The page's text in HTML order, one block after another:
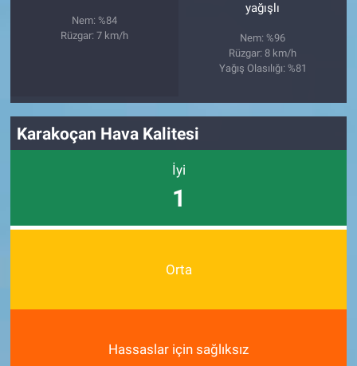
Nem: %84
Rüzgar: 7 km/h
yağışlı
Nem: %96
Rüzgar: 8 km/h
Yağış Olasılığı: %81
Karakoçan Hava Kalitesi
İyi
1
Orta
Hassaslar için sağlıksız